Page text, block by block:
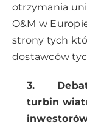
otrzymania
O&M w
strony tych
dostawców
3.
turbin